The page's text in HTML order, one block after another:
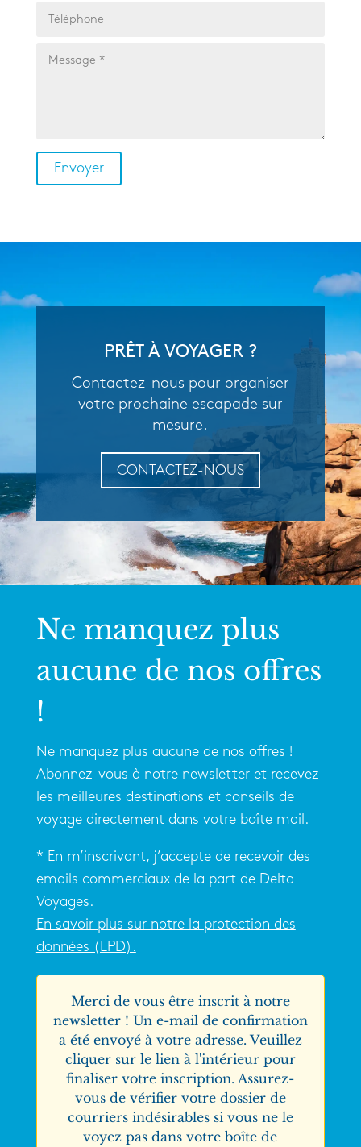
PRÊT À VOYAGER ?
Contactez-nous pour organiser
votre prochaine escapade sur
mesure.
CONTACTEZ-NOUS
Ne manquez plus
aucune de nos offres
!
Ne manquez plus aucune de nos offres !
Abonnez-vous à notre newsletter et recevez
les meilleures destinations et conseils de
voyage directement dans votre boîte mail.
* En m’inscrivant, j’accepte de recevoir des
emails commerciaux de la part de Delta
Voyages.
En savoir plus sur notre la protection des
données (LPD).
Merci de vous être inscrit à notre
newsletter ! Un e-mail de confirmation
a été envoyé à votre adresse. Veuillez
cliquer sur le lien à l'intérieur pour
finaliser votre inscription. Assurez-
vous de vérifier votre dossier de
courriers indésirables si vous ne le
voyez pas dans votre boîte de